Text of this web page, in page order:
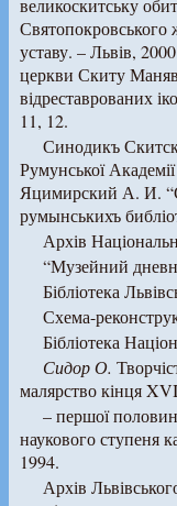
великоскитську
Святопокровського
уставу. – Львів,
церкви Скиту
відреставрованих
11, 12.
Синодикъ
Румунської
Яцимирский А. И.
румынськихъ
Архів
“Музейний
Бібліотека
Схема-
Бібліотека
Сидор О.
малярство кінця
– першої
наукового ступеня
1994.
Архів